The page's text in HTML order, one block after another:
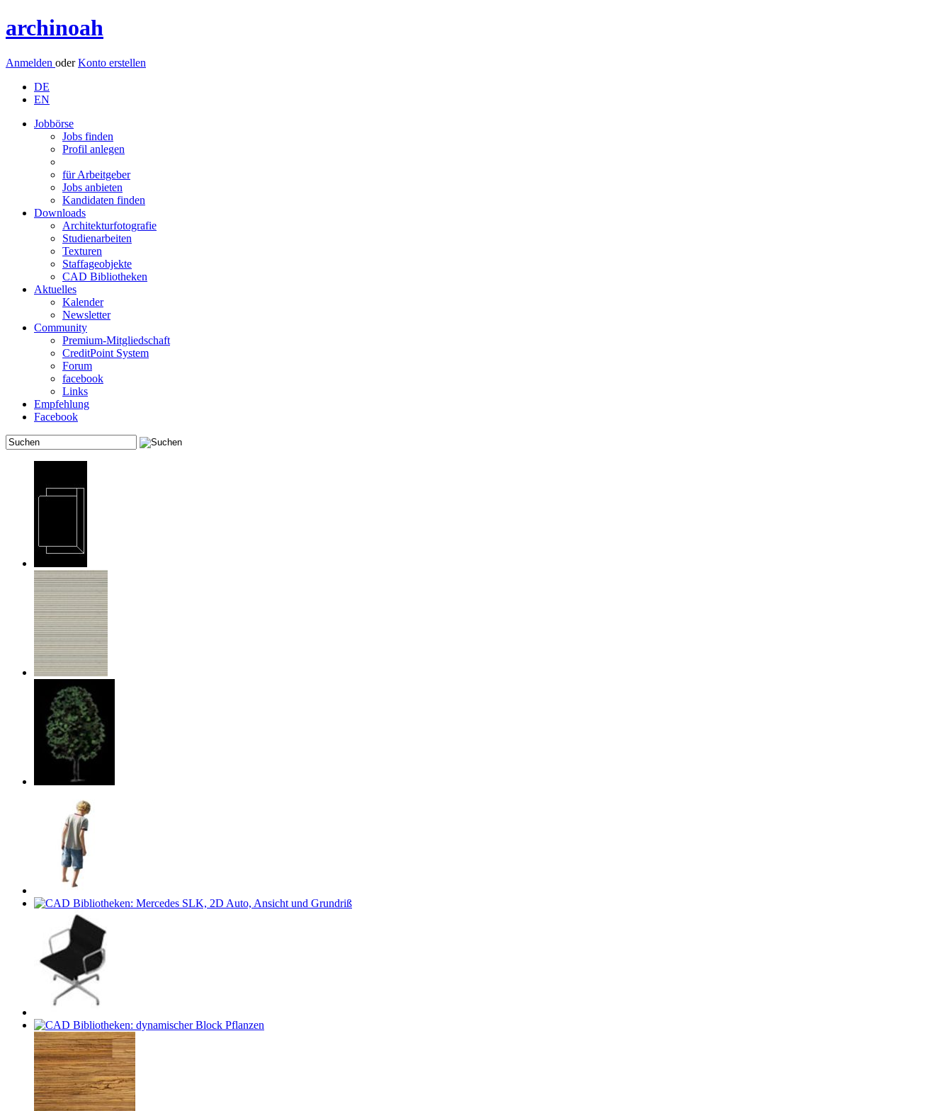
archinoah
Anmelden oderKonto erstellen
DE
EN
Jobbörse
Jobs finden
Profil anlegen
für Arbeitgeber
Jobs anbieten
Kandidaten finden
Downloads
Architekturfotografie
Studienarbeiten
Texturen
Staffageobjekte
CAD Bibliotheken
Aktuelles
Kalender
Newsletter
Community
Premium-Mitgliedschaft
CreditPoint System
Forum
facebook
Links
Empfehlung
Facebook